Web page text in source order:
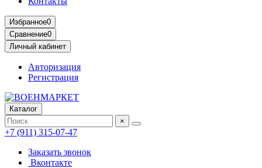
Избранное0
Сравнение0
Личный кабинет
Авторизация
Регистрация
Каталог
×
+7 (911) 315-07-47
Заказать звонок
Вконтакте